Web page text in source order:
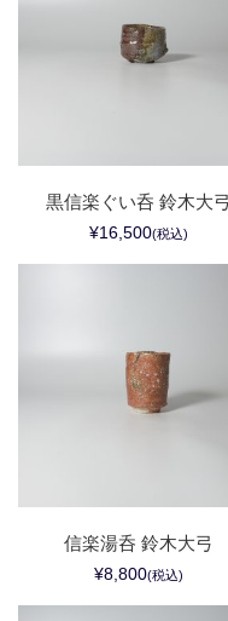
黒信楽ぐい呑 鈴木大弓
¥16,500(税込)
信楽湯呑 鈴木大弓
¥8,800(税込)